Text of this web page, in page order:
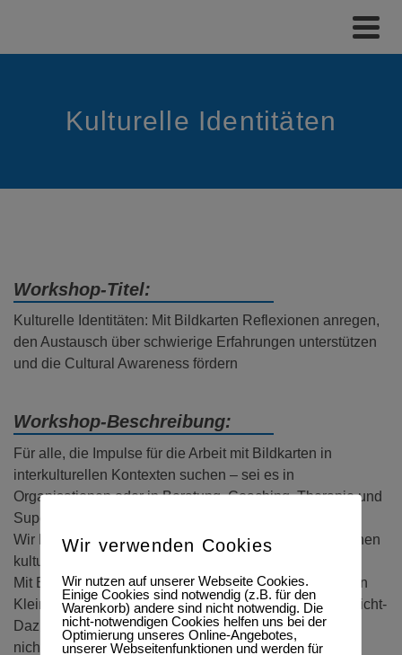
Kulturelle Identitäten
Workshop-Titel:
Kulturelle Identitäten: Mit Bildkarten Reflexionen anregen,
den Austausch über schwierige Erfahrungen unterstützen
und die Cultural Awareness fördern
Workshop-Beschreibung:
Für alle, die Impulse für die Arbeit mit Bildkarten in
interkulturellen Kontexten suchen – sei es in
Organisationen oder in Beratung, Coaching, Therapie und
Supervision.
Wir beginnen mit einer Übung zur Erkundung der eigenen
kulturellen Zugehörigkeiten.
Mit Bezug zum Thema Migration und Fremd teilen wir in
Kleingruppen Beobachtungen und Erfahrungen des ‚Nicht-
Dazu-Gehörens‘. Dabei können wir die unterstützende
nicht-sprachliche Wirkung der Bildkarten direkt nutzen.
Wir verwenden Cookies
Wir nutzen auf unserer Webseite Cookies.
Einige Cookies sind notwendig (z.B. für den
Warenkorb) andere sind nicht notwendig. Die
nicht-notwendigen Cookies helfen uns bei der
Optimierung unseres Online-Angebotes,
unserer Webseitenfunktionen und werden für